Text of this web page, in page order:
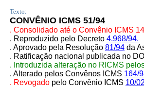
Texto:
CONVÊNIO ICMS 51/94
. Consolidado até o Convênio ICMS
. Reproduzido pelo Decreto 4.968/94.
. Aprovado pela Resolução 81/94 da
. Ratificação nacional publicada no
. Introduzida alteração no RICMS pelo
. Alterado pelos Convênos ICMS 164/
. Revogado pelo Convênio ICMS 10/02